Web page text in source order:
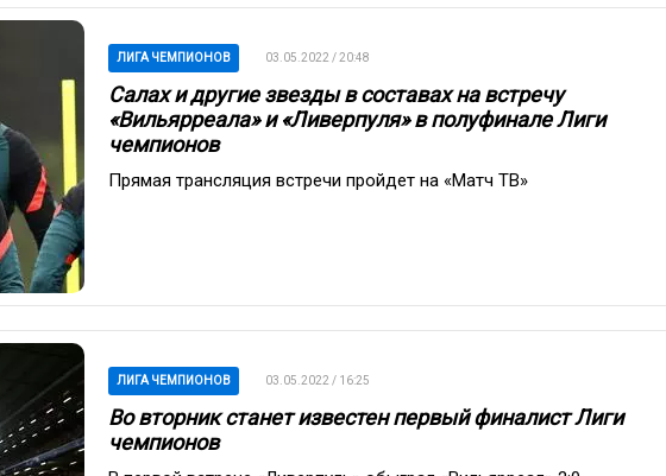
ЛИГА ЧЕМПИОНОВ 03.05.2022 / 20:48
Салах и другие звезды в составах на встречу
«Вильярреала» и «Ливерпуля» в полуфинале Лиги
чемпионов
Прямая трансляция встречи пройдет на «Матч ТВ»
ЛИГА ЧЕМПИОНОВ 03.05.2022 / 16:25
Во вторник станет известен первый финалист Лиги
чемпионов